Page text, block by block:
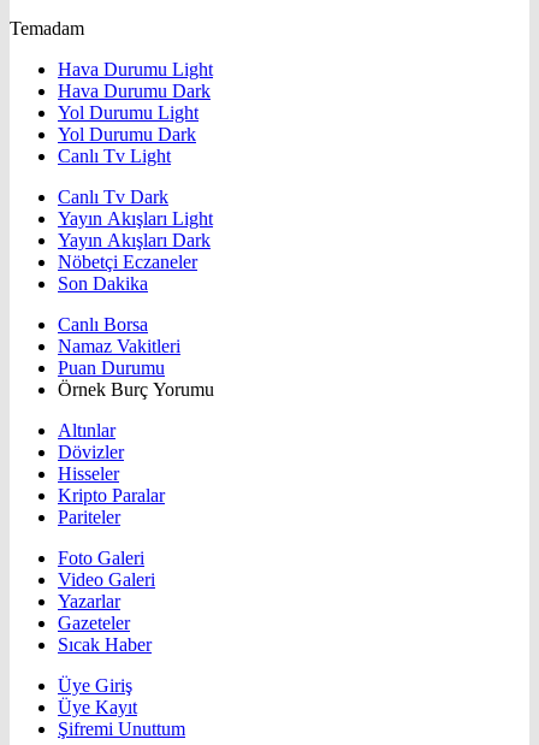
Temadam
Hava Durumu Light
Hava Durumu Dark
Yol Durumu Light
Yol Durumu Dark
Canlı Tv Light
Canlı Tv Dark
Yayın Akışları Light
Yayın Akışları Dark
Nöbetçi Eczaneler
Son Dakika
Canlı Borsa
Namaz Vakitleri
Puan Durumu
Örnek Burç Yorumu
Altınlar
Dövizler
Hisseler
Kripto Paralar
Pariteler
Foto Galeri
Video Galeri
Yazarlar
Gazeteler
Sıcak Haber
Üye Giriş
Üye Kayıt
Şifremi Unuttum